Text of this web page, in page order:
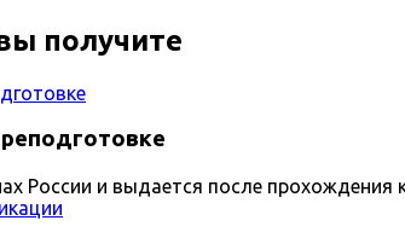
получите
России и выдается после